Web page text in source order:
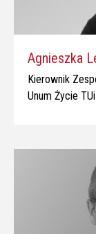
Agnieszka
Kierownik
Unum Życie